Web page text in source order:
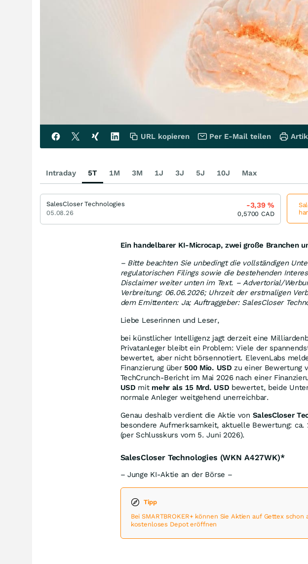
Ein handelbarer KI-Microcap, zwei große Branchen
– Bitte beachten Sie unbedingt die vollständigen
regulatorischen Filings sowie die bestehenden
Disclaimer weiter unten im Text. – Advertorial/
Verbreitung: 06.06.2026; Uhrzeit der erstmaligen
dem Emittenten: Ja; Auftraggeber: SalesCloser
Liebe Leserinnen und Leser,
bei künstlicher Intelligenz jagt derzeit eine
Privatanleger bleibt ein Problem: Viele der
bewertet, aber nicht börsennotiert. ElevenLabs
Finanzierung über 500 Mio. USD zu einer Bewertung
TechCrunch-Bericht im Mai 2026 nach einer
USD mit mehr als 15 Mrd. USD bewertet, beide
normale Anleger weitgehend unerreichbar.
Genau deshalb verdient die Aktie von SalesCloser
besondere Aufmerksamkeit, aktuelle Bewertung: ca.
(per Schlusskurs vom 5. Juni 2026).
SalesCloser Technologies (WKN A427WK)*
– Junge KI-Aktie an der Börse –
Tipp
Bei SMARTBROKER+ können Sie Aktien auf Gettex
kostenloses Depot eröffnen
URL kopieren Per E-Mail teilen
Intraday 5T 1M 3M 1J 3J 5J 10J Max
SalesCloser Technologies
05.08.26
-3,39%
0,5700 CAD